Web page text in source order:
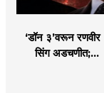
‘डॉन ३’वरून रणवीर
सिंग अडचणीत;